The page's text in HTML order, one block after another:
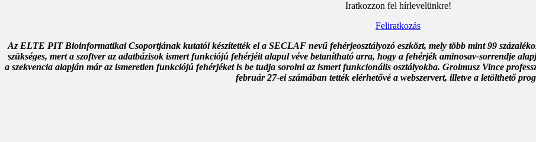
Iratkozzon fel hírlevelünkre!
Feliratkozás
Az ELTE PIT Bioinformatikai Csoportjának kutatói készítették el a SECLAF nevű fehérjeosztályozó eszközt, mely több mint 99
szükséges, mert a szoftver az adatbázisok ismert funkciójú fehérjéit alapul véve betanítható arra, hogy a fehérjék aminosav-sorrendje
a szekvencia alapján már az ismeretlen funkciójú fehérjéket is be tudja sorolni az ismert funkcionális osztályokba. Grolmusz Vince
február 27-ei számában tették elérhetővé a webszervert, illetve a letölthető